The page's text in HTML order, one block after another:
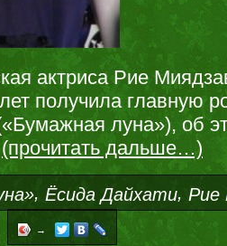
актриса Рие
получила главную
луна»), об
(прочитать дальше…)
, Ёсида Дайхати, Рие
→